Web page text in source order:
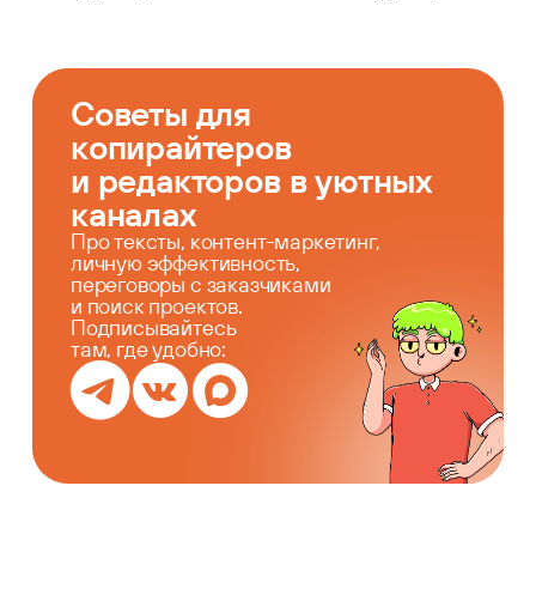
Советы для
копирайтеров
и редакторов в уютных
каналах
Про тексты, контент-маркетинг,
личную эффективность,
переговоры с заказчиками
и поиск проектов.
Подписывайтесь
там, где удобно: